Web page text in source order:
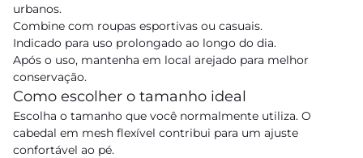
urbanos.
Combine com roupas esportivas ou casuais.
Indicado para uso prolongado ao longo do dia.
Após o uso, mantenha em local arejado para melhor
conservação.
Como escolher o tamanho ideal
Escolha o tamanho que você normalmente utiliza. O
cabedal em mesh flexível contribui para um ajuste
confortável ao pé.